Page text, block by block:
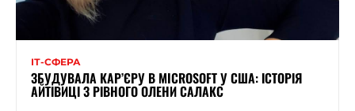
ІТ-СФЕРА
ЗБУДУВАЛА КАР’ЄРУ В MICROSOFT У США: ІСТОРІЯ
АЙТІВИЦІ З РІВНОГО ОЛЕНИ САЛАКС